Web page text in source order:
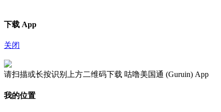
下载 App
关闭
请扫描或长按识别上方二维码下载 咕噜美国通 (Guruin) App
我的位置